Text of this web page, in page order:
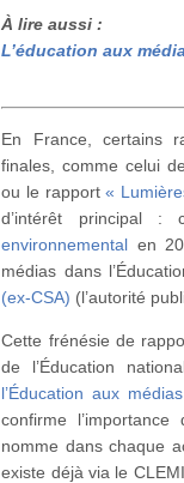
À lire aussi :
L’éducation aux
En France, certains
finales, comme celui
ou le rapport«
d’intérêt principal
environnemental en
médias dans
(ex-CSA) (l’autorité
Cette frénésie de
de l’Éducation
l’Éducation aux
confirme
nomme dans chaque
existe déjà via le